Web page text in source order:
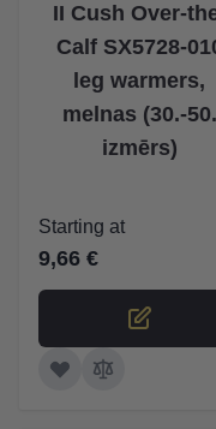
II Cush Over-
Calf SX5728-
leg warmers,
melnas (30.-50.
izmērs)
Starting at
9,66 €